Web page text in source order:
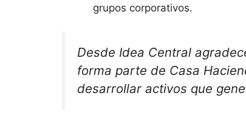
grupos corporativos.
Desde Idea Central
forma parte de Casa
desarrollar activos que